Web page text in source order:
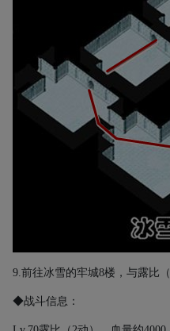
9.前往冰雪的牢城8楼，与露比（
◆战斗信息：